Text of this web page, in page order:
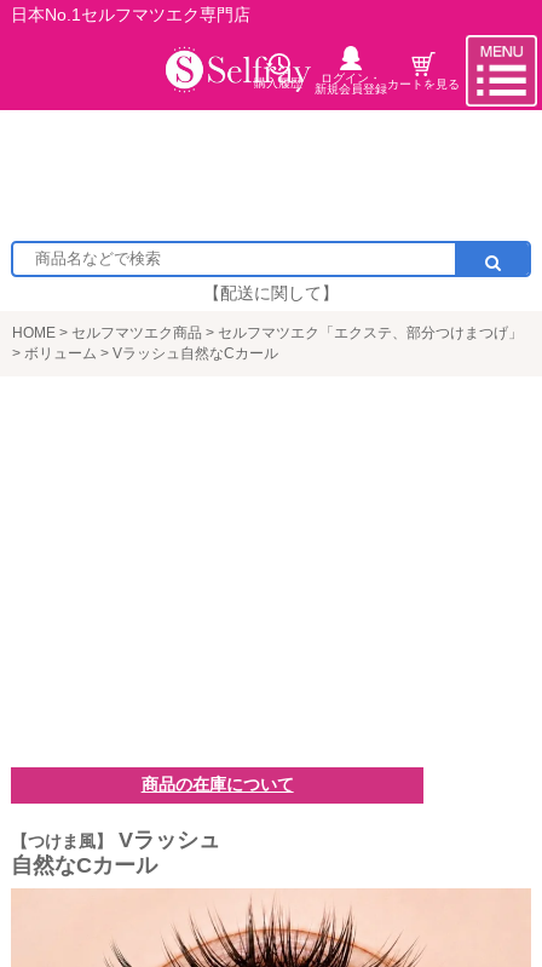
日本No.1セルフマツエク専門店
購入履歴
ログイン・
新規会員登録カートを見る
【配送に関して】
HOME セルフマツエク商品
セルフマツエク「エクステ、部分つけまつげ」
ボリューム
Vラッシュ自然なCカール
商品の在庫について
【つけま風】
Vラッシュ
自然なCカール